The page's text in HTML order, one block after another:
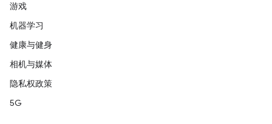
游戏
机器学习
健康与健身
相机与媒体
隐私权政策
5G